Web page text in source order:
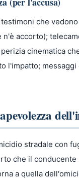
che
accorto);
cinematica
l'impatto;
stradale con
che il
a quella